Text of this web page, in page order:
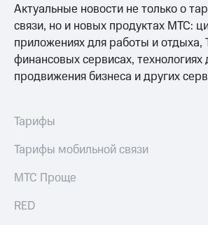
Актуальные новости не только о
связи, но и новых продуктах МТС:
приложениях для работы и отдыха,
финансовых сервисах, технологиях
продвижения бизнеса и других
Тарифы
Тарифы мобильной связи
МТС Проще
RED